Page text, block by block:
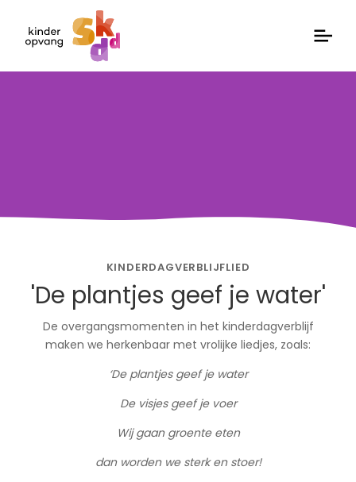
KINDERDAGVERBLIJFLIED
'De plantjes geef je water'
De overgangsmomenten in het kinderdagverblijf
maken we herkenbaar met vrolijke liedjes, zoals:
‘De plantjes geef je water
De visjes geef je voer
Wij gaan groente eten
dan worden we sterk en stoer!